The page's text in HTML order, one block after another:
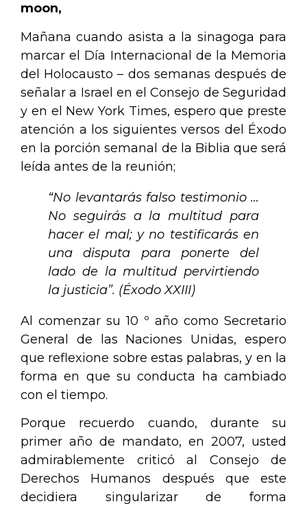
moon,
Mañana cuando asista a la sinagoga para
marcar el Día Internacional de la Memoria
del Holocausto – dos semanas después de
señalar a Israel en el Consejo de Seguridad
y en el New York Times, espero que preste
atención a los siguientes versos del Éxodo
en la porción semanal de la Biblia que será
leída antes de la reunión;
“No levantarás falso testimonio …
No seguirás a la multitud para
hacer el mal; y no testificarásen
una disputa paraponerte del
lado de la multitud pervirtiendo
la justicia”. (Éxodo XXIII)
Al comenzar su 10 º año como Secretario
General de las Naciones Unidas, espero
que reflexione sobre estas palabras, y en la
forma en que su conducta ha cambiado
con el tiempo.
Porque recuerdo cuando, durante su
primer año de mandato, en 2007, usted
admirablemente criticó al Consejo de
Derechos Humanos después que este
decidiera singularizar de forma